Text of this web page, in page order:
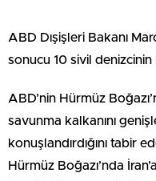
ABD Dışişleri Bakanı
sonucu 10 sivil denizcinin
ABD’nin Hürmüz
savunma kalkanını
konuşlandırdığını tabir
Hürmüz Boğazı’nda